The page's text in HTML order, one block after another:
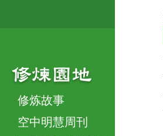
修炼故事
空中明慧周刊